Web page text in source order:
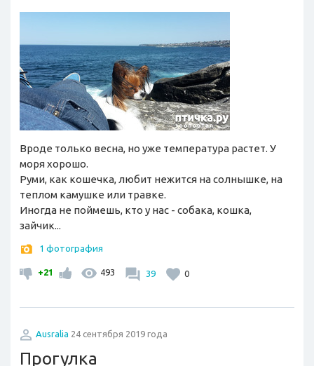
Вроде только весна, но уже температура растет. У
моря хорошо.
Руми, как кошечка, любит нежится на солнышке, на
теплом камушке или травке.
Иногда не поймешь, кто у нас - собака, кошка,
зайчик...
1 фотография
+21 493 39 0
Ausralia 24 сентября 2019 года
Прогулка